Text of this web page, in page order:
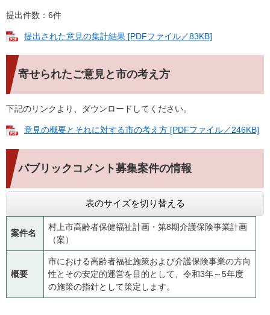
提出件数：6件
提出された意見の集計結果 [PDFファイル／83KB]
寄せられたご意見と市の考え方
下記のリンクより、ダウンロードしてください。
意見の概要とそれに対する市の考え方 [PDFファイル／246KB]
パブリックコメント募集案件の情報
表のサイズを切り替える
案件名
村上市高齢者保健福祉計画・第8期介護保険事業計画
（案）
概要
市における高齢者福祉施策および介護保険事業の方向
性とその安定的運営を目的として、令和3年～5年度
の施策の指針として策定します。